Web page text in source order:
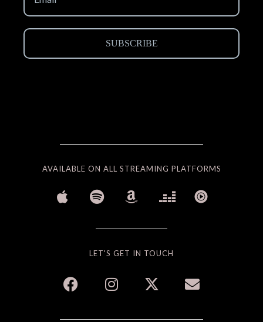
AVAILABLE ON ALL STREAMING PLATFORMS
LET'S GET IN TOUCH